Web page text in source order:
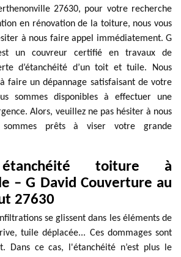
27630, pour votre recherche
en rénovation de la toiture, nous vous
à nous faire appel immédiatement. G
un couvreur certifié en travaux de
d’étanchéité d’un toit et tuile. Nous
faire un dépannage satisfaisant de votre
sommes disponibles à effectuer une
Alors, veuillez ne pas hésiter à nous
prêts à viser votre grande
étanchéité toiture à
– G David Couverture au
27630
se glissent dans les éléments de
tuile déplacée... Ces dommages sont
Dans ce cas, l'étanchéité n’est plus le